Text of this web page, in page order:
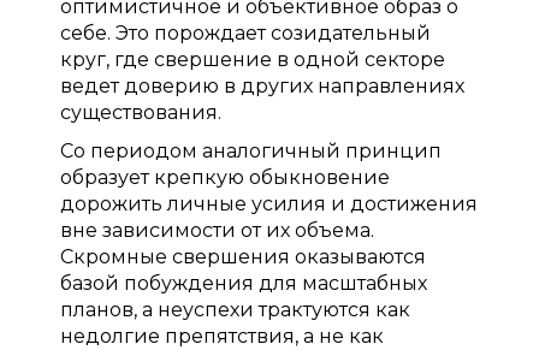
оптимистичное и объективное образ о
себе. Это порождает созидательный
круг, где свершение в одной секторе
ведет доверию в других направлениях
существования.
Со периодом аналогичный принцип
образует крепкую обыкновение
дорожить личные усилия и достижения
вне зависимости от их объема.
Скромные свершения оказываются
базой побуждения для масштабных
планов, а неуспехи трактуются как
недолгие препятствия, а не как